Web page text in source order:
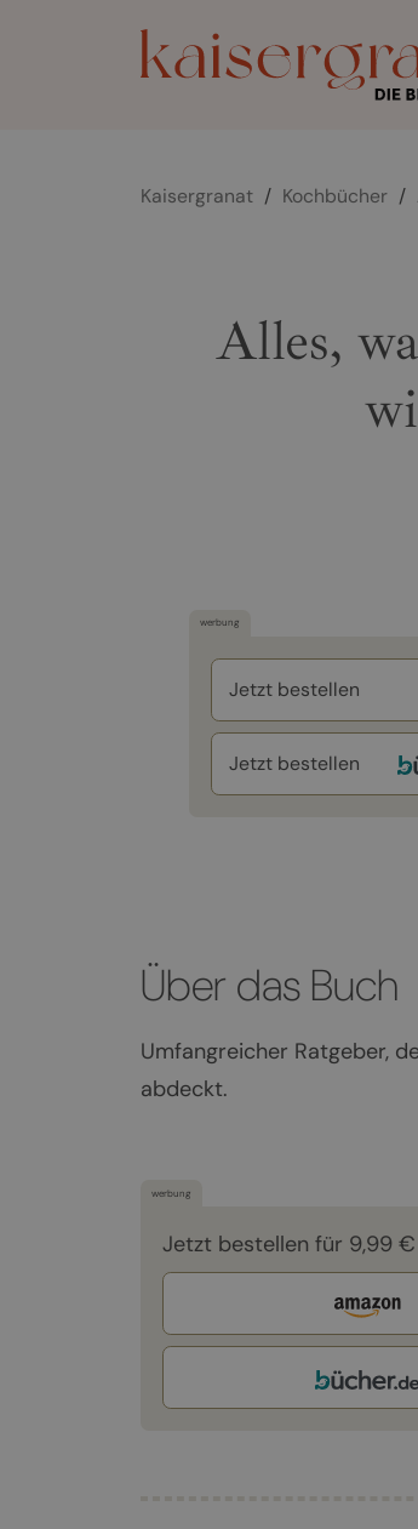
Kaisergranat / Kochbücher /
Alles,
werbung
Jetzt bestellen
Jetzt bestellen
Über das Buch
Umfangreicher Ratgeber,
abdeckt.
werbung
Jetzt bestellen für 9,99 €